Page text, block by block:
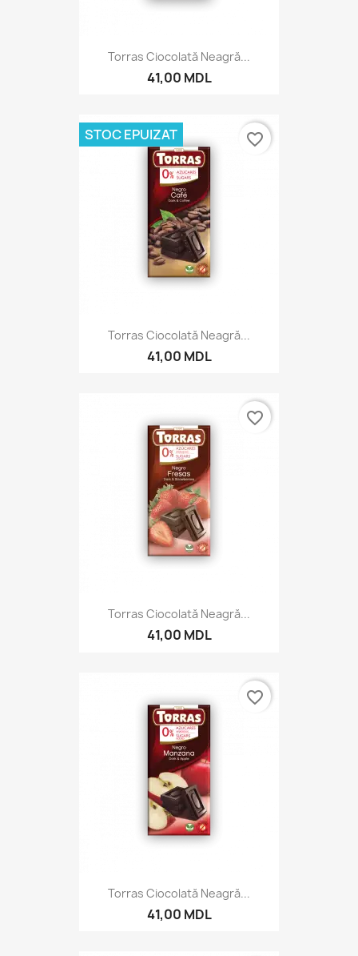
Torras Ciocolată Neagră...
41,00 MDL
Torras Ciocolată Neagră...
41,00 MDL
STOC EPUIZAT favorite_border
Torras Ciocolată Neagră...
41,00 MDL
favorite_border
Torras Ciocolată Neagră...
41,00 MDL
favorite_border